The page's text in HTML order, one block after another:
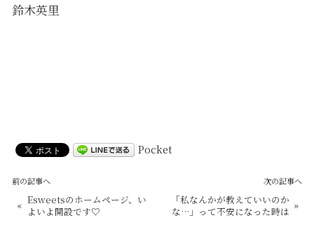
鈴木英里
Pocket
前の記事へ
« Esweetsのホームページ、い
よいよ開設です♡
次の記事へ
「私なんかが教えていいのか
な…」って不安になった時は »